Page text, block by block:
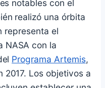
notables con el
realizó una órbita
representa el
NASA con la
Programa Artemis,
2017. Los objetivos a